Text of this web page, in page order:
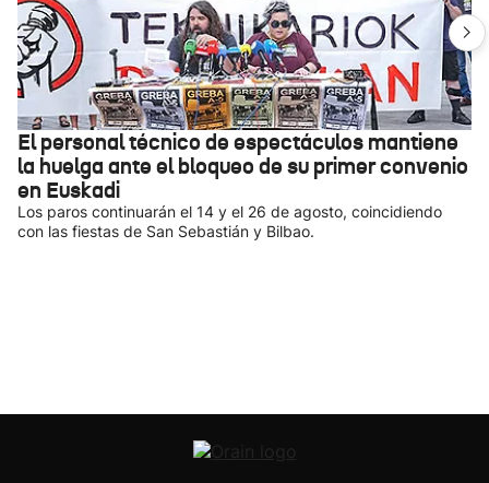
El personal técnico de espectáculos mantiene
la huelga ante el bloqueo de su primer convenio
en Euskadi
Los paros continuarán el 14 y el 26 de agosto, coincidiendo
con las fiestas de San Sebastián y Bilbao.